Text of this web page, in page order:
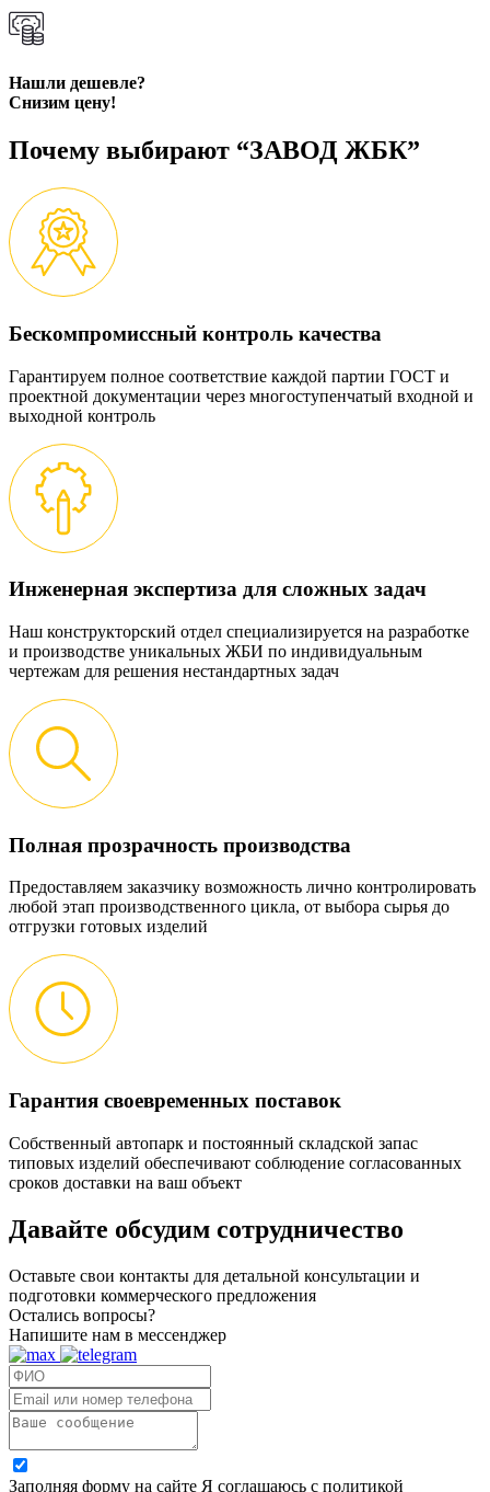
Нашли дешевле?
Снизим цену!
Почему выбирают “ЗАВОД ЖБК”
Бескомпромиссный контроль качества
Гарантируем полное соответствие каждой партии ГОСТ и
проектной документации через многоступенчатый входной и
выходной контроль
Инженерная экспертиза для сложных задач
Наш конструкторский отдел специализируется на разработке
и производстве уникальных ЖБИ по индивидуальным
чертежам для решения нестандартных задач
Полная прозрачность производства
Предоставляем заказчику возможность лично контролировать
любой этап производственного цикла, от выбора сырья до
отгрузки готовых изделий
Гарантия своевременных поставок
Собственный автопарк и постоянный складской запас
типовых изделий обеспечивают соблюдение согласованных
сроков доставки на ваш объект
Давайте обсудим сотрудничество
Оставьте свои контакты для детальной консультации и
подготовки коммерческого предложения
Остались вопросы?
Напишите нам в мессенджер
Заполняя форму на сайте Я соглашаюсь с политикой